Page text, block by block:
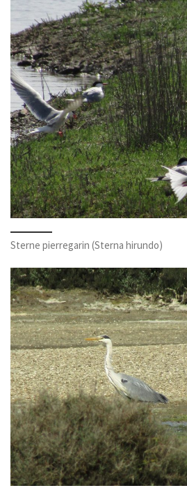
Sterne pierregarin (Sterna hirundo)